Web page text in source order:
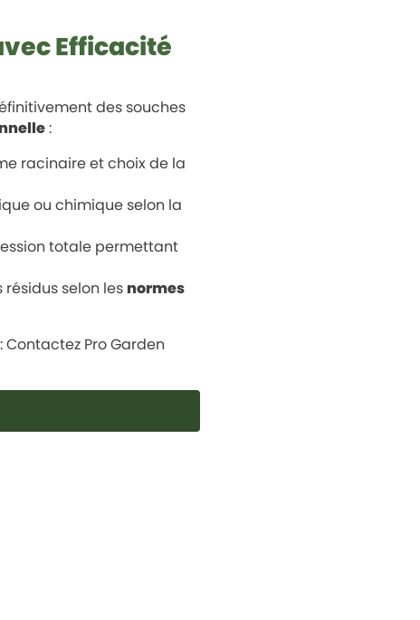
Efficacité
des souches
:
racinaire et choix de la
ou chimique selon la
totale permettant
selon les normes
: Contactez Pro Garden